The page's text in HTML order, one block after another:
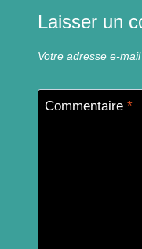
Laisser un
Votre adresse e-
Commentaire *